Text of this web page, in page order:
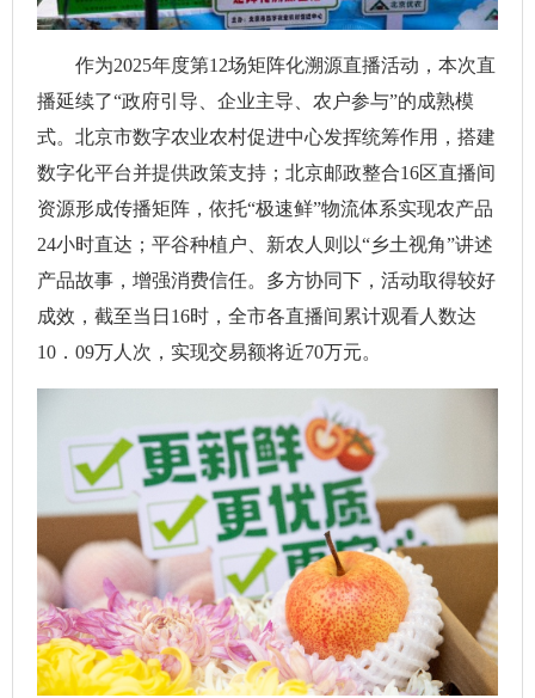
作为2025年度第12场矩阵化溯源直播活动，本次直
播延续了“政府引导、企业主导、农户参与”的成熟模
式。北京市数字农业农村促进中心发挥统筹作用，搭建
数字化平台并提供政策支持；北京邮政整合16区直播间
资源形成传播矩阵，依托“极速鲜”物流体系实现农产品
24小时直达；平谷种植户、新农人则以“乡土视角”讲述
产品故事，增强消费信任。多方协同下，活动取得较好
成效，截至当日16时，全市各直播间累计观看人数达
10．09万人次，实现交易额将近70万元。